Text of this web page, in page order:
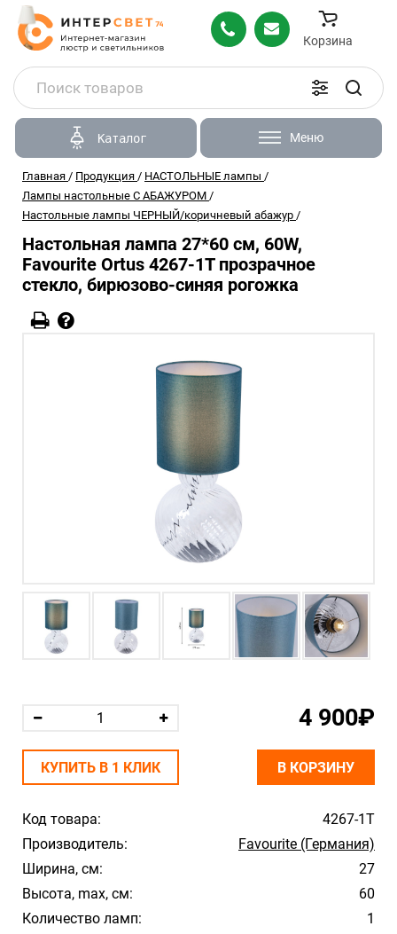
Корзина
Каталог Меню
Главная / Продукция / НАСТОЛЬНЫЕ лампы /
Лампы настольные С АБАЖУРОМ /
Настольные лампы ЧЕРНЫЙ/коричневый абажур /
Настольная лампа 27*60 см, 60W,
Favourite Ortus 4267-1T прозрачное
стекло, бирюзово-синяя рогожка
Код товара:
4267-1T
Производитель:
Favourite (Германия)
Ширина, см:
27
Высота, max, см:
60
Количество ламп:
1
4 900₽
КУПИТЬ В 1 КЛИК В КОРЗИНУ